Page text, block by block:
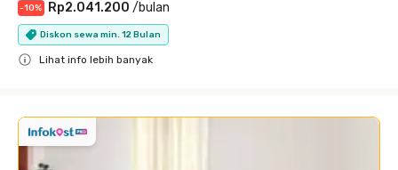
-10% Rp2.041.200 /bulan
Diskon sewa min. 12 Bulan
Lihat info lebih banyak